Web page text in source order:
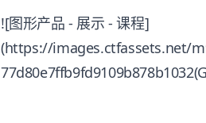
![图形产品 - 展示 - 课程]
(https://images.ctfassets.net/